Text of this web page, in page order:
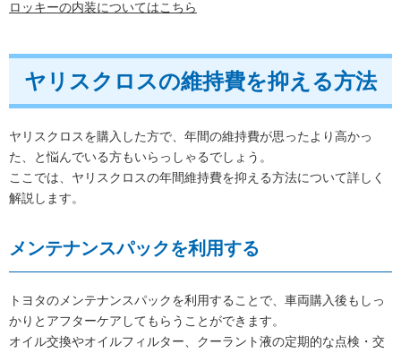
ロッキーの内装についてはこちら
ヤリスクロスの維持費を抑える方法
ヤリスクロスを購入した方で、年間の維持費が思ったより高かっ
た、と悩んでいる方もいらっしゃるでしょう。
ここでは、ヤリスクロスの年間維持費を抑える方法について詳しく
解説します。
メンテナンスパックを利用する
トヨタのメンテナンスパックを利用することで、車両購入後もしっ
かりとアフターケアしてもらうことができます。
オイル交換やオイルフィルター、クーラント液の定期的な点検・交